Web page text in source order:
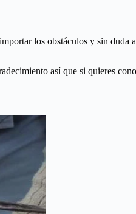
los obstáculos y sin
así que si quieres